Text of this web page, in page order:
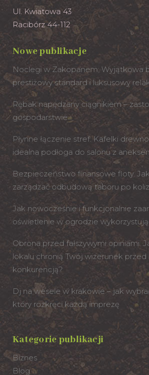
Ul. Kwiatowa 43
Racibórz 44-112
Nowe publikacje
Noclegi w Zakopanem: Wyjątkowa
prestiżowy standard i luksusowy
Rębak napędzany ciągnikiem –
gospodarstwie
Płynne łączenie stref: Kafelki
idealna podłoga do salonu z
Bezpieczeństwo finansowe floty.
zarządzać odbudową taboru po
Jak nowocześnie i funkcjonalnie
oświetlenie w ogrodzie
Obrona przed fałszywymi opiniami.
lokalu chronią Twój wizerunek
konkurencją?
Dj na wesele w krakowie – jak
który rozkręci każdą imprezę
Kategorie publikacji
Biznes
Blog